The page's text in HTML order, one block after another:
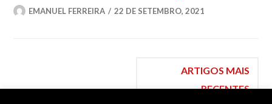
EMANUEL FERREIRA 22 DE SETEMBRO, 2021
ARTIGOS MAIS
RECENTES